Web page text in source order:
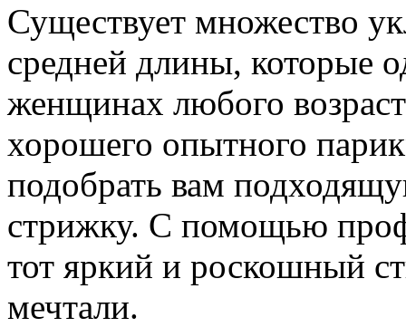
Существует множество
средней длины, которые
женщинах любого
хорошего опытного
подобрать вам
стрижку. С помощью
тот яркий и роскошный
мечтали.